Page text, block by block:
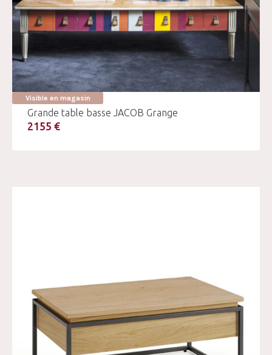
Visible en magasin
Grande table basse JACOB Grange
2155 €